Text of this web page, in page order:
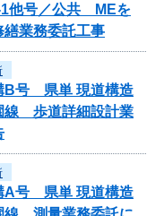
1他号／公共 MEを
業務委託工事
B号 県単 現道構造
線 歩道詳細設計業
A号 県単 現道構造